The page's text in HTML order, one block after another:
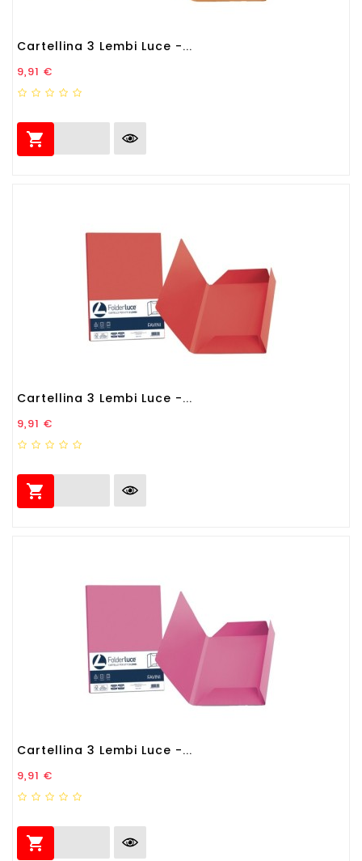
Cartellina 3 Lembi Luce -...
Prezzo
9,91 €

Cartellina 3 Lembi Luce -...
Prezzo
9,91 €

Cartellina 3 Lembi Luce -...
Prezzo
9,91 €
